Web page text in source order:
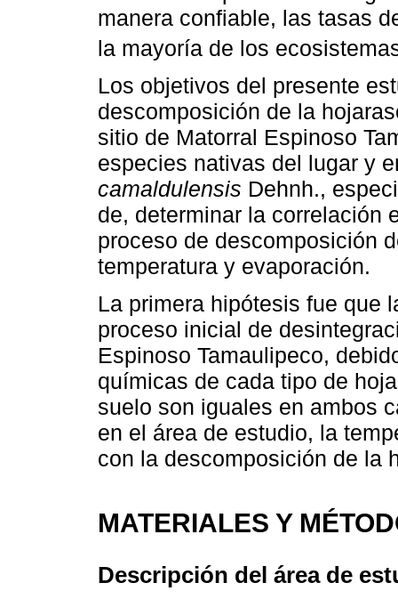
manera confiable, las tasas
la mayoría de los
Los objetivos del presente
descomposición de la
sitio de Matorral Espinoso
especies nativas del lugar y
camaldulensis Dehnh.,
de, determinar la correlación
proceso de descomposición
temperatura y evaporación.
La primera hipótesis fue que
proceso inicial de
Espinoso Tamaulipeco,
químicas de cada tipo de
suelo son iguales en ambos
en el área de estudio, la
con la descomposición de la
MATERIALES Y
Descripción del área de